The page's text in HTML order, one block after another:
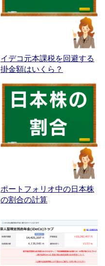
イデコ元本課税を回避する
掛金額はいくら？
ポートフォリオ中の日本株
の割合の計算